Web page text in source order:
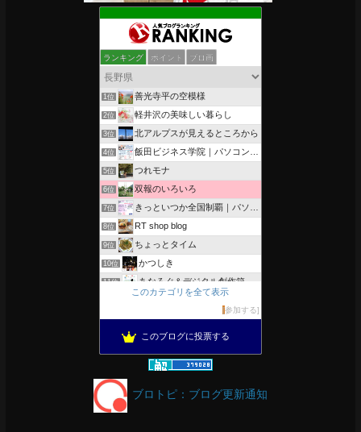
ランキング ポイント ブロ画
1位 善光寺平の空模様
2位 軽井沢の美味しい暮らし
3位 北アルプスが見えるところから
4位 飯田ビジネス学院｜パソコン、簿記、公共職業訓練と求職者支援
5位 つれモナ
6位 双報のいろいろ
7位 きっといつか全国制覇｜パソコン教室、簿記教室のスタッフブログ
8位 RT shop blog
9位 ちょっとタイム
10位 かつしき
11位 あなろぐ＆デジタル創作箱
軽井沢まったり生活 柴犬とともに
13位 がんばれ長野
OESセｴラ＆レイラ何気ない風景
15位 のんびりいこうよ！
このカテゴリを全て表示
参加する
このブログに投票する
ブロトピ：ブログ更新通知